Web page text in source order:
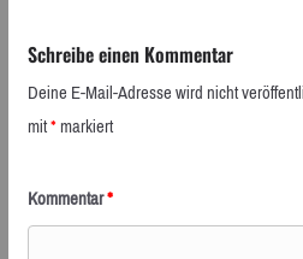
Schreibe einen Kommentar
Deine E-Mail-Adresse wird nicht
mit*markiert
Kommentar*